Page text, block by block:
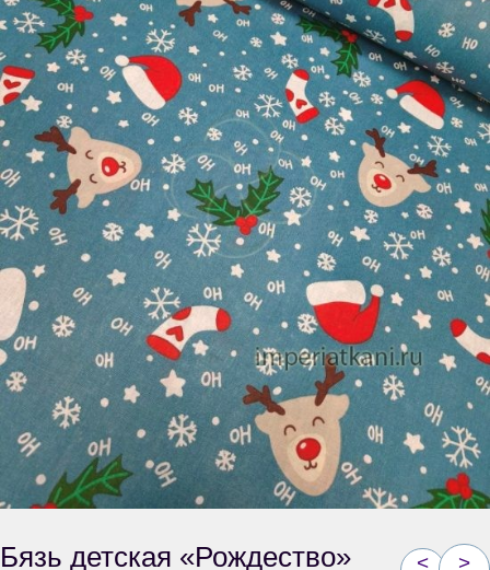
< >
Бязь детская «Рождество»